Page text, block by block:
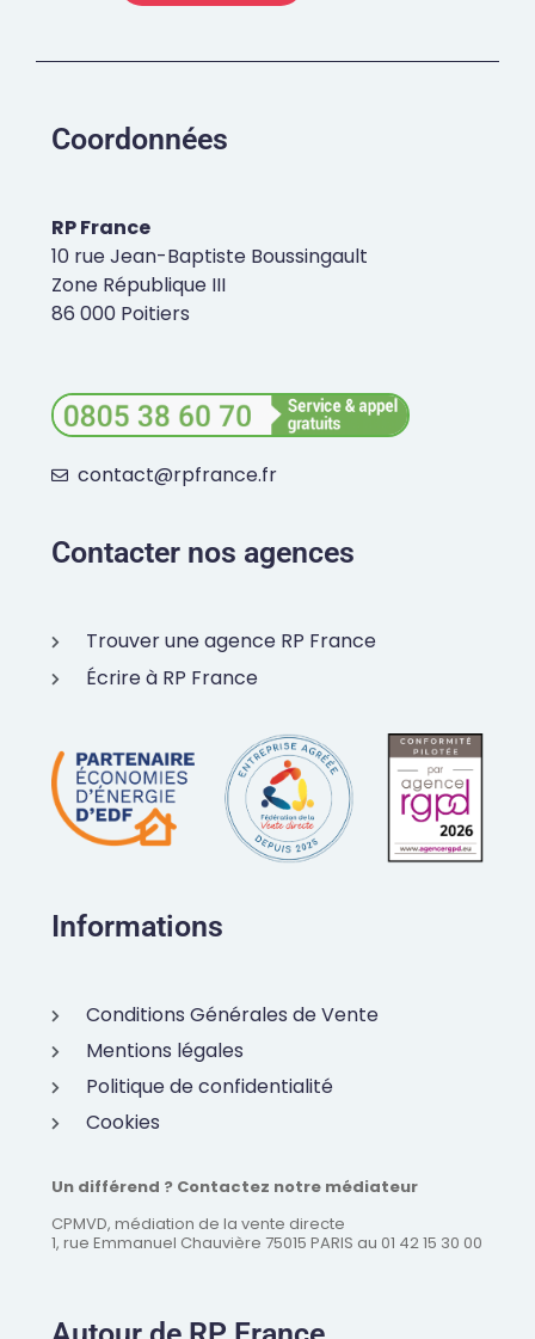
Coordonnées
RP France
10 rue Jean-Baptiste Boussingault
Zone République III
86 000 Poitiers
contact@rpfrance.fr
Contacter nos agences
Trouver une agence RP France
Écrire à RP France
Informations
Conditions Générales de Vente
Mentions légales
Politique de confidentialité
Cookies
Un différend ? Contactez notre médiateur
CPMVD, médiation de la vente directe
1, rue Emmanuel Chauvière 75015 PARIS au 01 42 15 30 00